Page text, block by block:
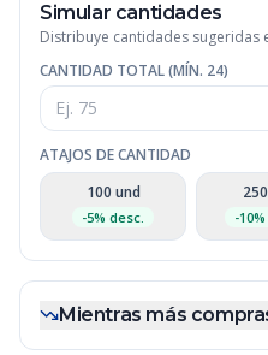
Simular cantidades
Distribuye cantidades sugeridas
CANTIDAD TOTAL (MÍN. 24)
ATAJOS DE CANTIDAD
100 und
-5% desc.
250
-10
Mientras más